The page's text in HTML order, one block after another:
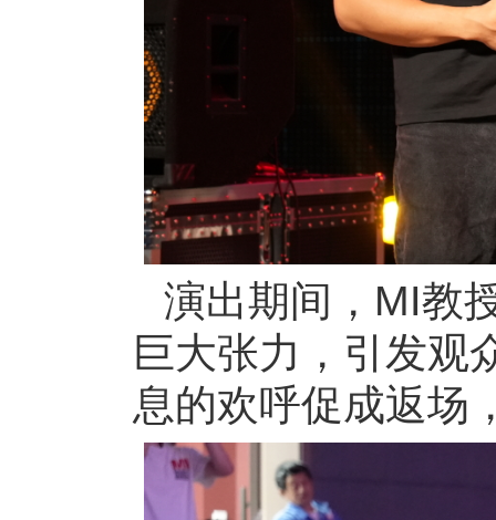
演出期间，MI教
巨大张力，引发观
息的欢呼促成返场